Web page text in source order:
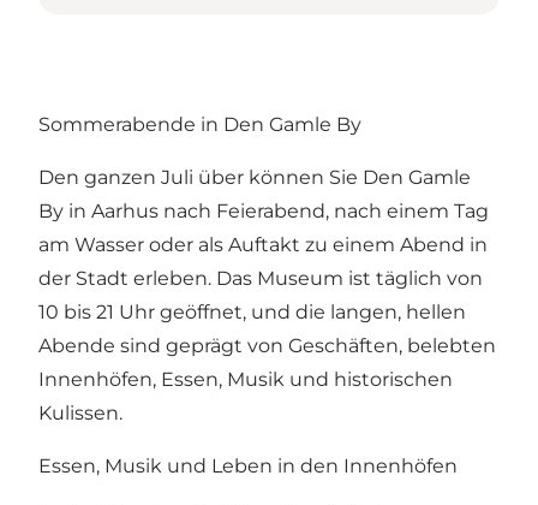
Sommerabende in Den Gamle By
Den ganzen Juli über können Sie Den Gamle
By in Aarhus nach Feierabend, nach einem Tag
am Wasser oder als Auftakt zu einem Abend in
der Stadt erleben. Das Museum ist täglich von
10 bis 21 Uhr geöffnet, und die langen, hellen
Abende sind geprägt von Geschäften, belebten
Innenhöfen, Essen, Musik und historischen
Kulissen.
Essen, Musik und Leben in den Innenhöfen